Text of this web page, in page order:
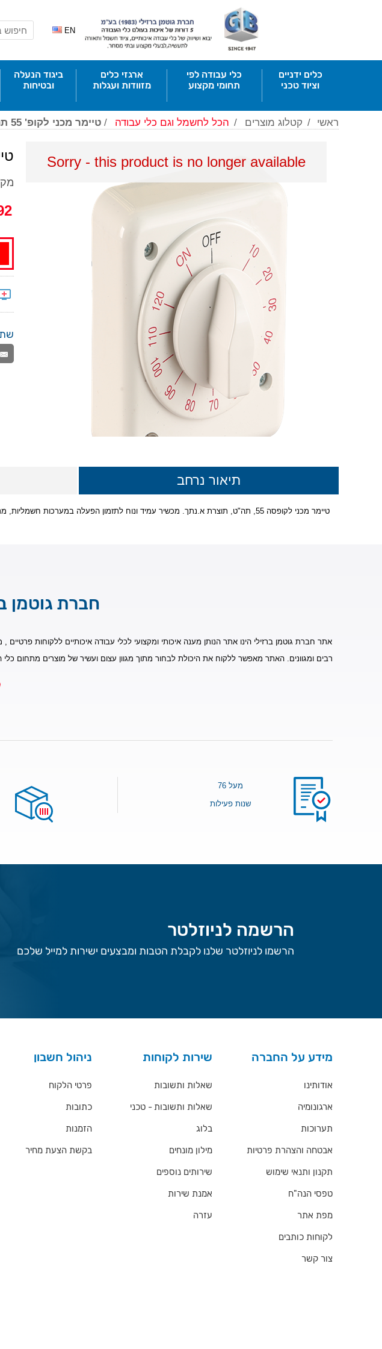
EN
כלים ידניים
וציוד טכני
כלי עבודה לפי
תחומי מקצוע
ארגזי כלים
מזוודות ועגלות
ביגוד הנעלה
ובטיחות
ראשי / קטלוג מוצרים / הכל לחשמל וגם כלי עבודה / טיימר מכני לקופ' 55 תה"ט-א.נתך
Sorry - this product is no longer available
₪
תיאור נרחב
טיימר מכני לקופסה 55, תה"ט, תוצרת א.נתך. מכשיר עמיד ונוח לתזמון הפעלה במערכות חשמליות, מתאים להתקנה בקופסה סטנדרטית ומספק פתרון אמין לניהול זמן.
חברת גוטמן ברזילי
אתר חברת גוטמן ברזילי הינו אתר הנותן מענה איכותי ומקצועי לכלי עבודה איכותיים ללקוחות
רבים ומגוונים. האתר מאפשר ללקוח את היכולת לבחור מתוך מגוון עצום ועשיר של מוצרים מתחום
מעל 76
שנות פעילות
הרשמה לניוזלטר
הרשמו לניוזלטר שלנו לקבלת הטבות ומבצעים ישירות למייל שלכם
מידע על החברה
אודותינו
ארגונומיה
תערוכות
אבטחה והצהרת פרטיות
תקנון ותנאי שימוש
טפסי הנה"ח
מפת אתר
לקוחות כותבים
צור קשר
שירות לקוחות
שאלות ותשובות
שאלות ותשובות - טכני
בלוג
מילון מונחים
שירותים נוספים
אמנת שירות
עזרה
ניהול חשבון
פרטי הלקוח
כתובות
הזמנות
בקשת הצעת מחיר